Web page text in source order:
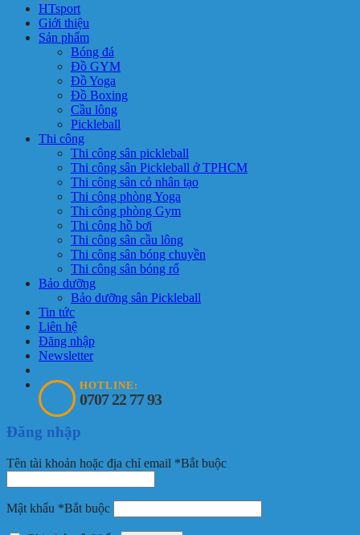
HTsport
Giới thiệu
Sản phẩm
Bóng đá
Đồ GYM
Đồ Yoga
Đồ Boxing
Cầu lông
Pickleball
Thi công
Thi công sân pickleball
Thi công sân Pickleball ở TPHCM
Thi công sân cỏ nhân tạo
Thi công phòng Yoga
Thi công phòng Gym
Thi công hồ bơi
Thi công sân cầu lông
Thi công sân bóng chuyền
Thi công sân bóng rổ
Bảo dưỡng
Bảo dưỡng sân Pickleball
Tin tức
Liên hệ
Đăng nhập
Newsletter
HOTLINE:
0707 22 77 93
Đăng nhập
Tên tài khoản hoặc địa chỉ email *Bắt buộc
Mật khẩu *Bắt buộc